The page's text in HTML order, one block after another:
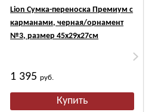
Lion Сумка-переноска Премиум с
карманами, черная/орнамент
№3, размер 45х29х27см
1 395руб.